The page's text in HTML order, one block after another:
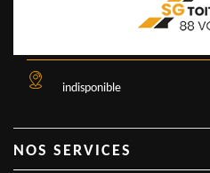
indisponible
NOS SERVICES